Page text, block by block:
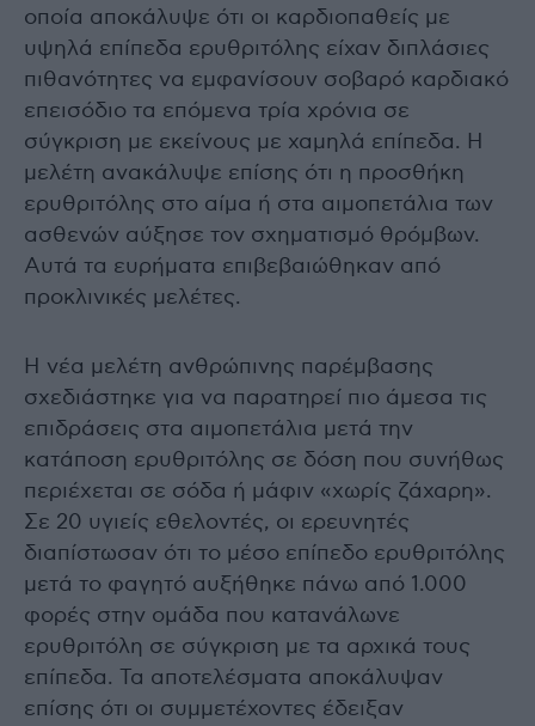
οποία αποκάλυψε ότι οι καρδιοπαθείς με
υψηλά επίπεδα ερυθριτόλης είχαν διπλάσιες
πιθανότητες να εμφανίσουν σοβαρό καρδιακό
επεισόδιο τα επόμενα τρία χρόνια σε
σύγκριση με εκείνους με χαμηλά επίπεδα. Η
μελέτη ανακάλυψε επίσης ότι η προσθήκη
ερυθριτόλης στο αίμα ή στα αιμοπετάλια των
ασθενών αύξησε τον σχηματισμό θρόμβων.
Αυτά τα ευρήματα επιβεβαιώθηκαν από
προκλινικές μελέτες.
Η νέα μελέτη ανθρώπινης παρέμβασης
σχεδιάστηκε για να παρατηρεί πιο άμεσα τις
επιδράσεις στα αιμοπετάλια μετά την
κατάποση ερυθριτόλης σε δόση που συνήθως
περιέχεται σε σόδα ή μάφιν «χωρίς ζάχαρη».
Σε 20 υγιείς εθελοντές, οι ερευνητές
διαπίστωσαν ότι το μέσο επίπεδο ερυθριτόλης
μετά το φαγητό αυξήθηκε πάνω από 1.000
φορές στην ομάδα που κατανάλωνε
ερυθριτόλη σε σύγκριση με τα αρχικά τους
επίπεδα. Τα αποτελέσματα αποκάλυψαν
επίσης ότι οι συμμετέχοντες έδειξαν